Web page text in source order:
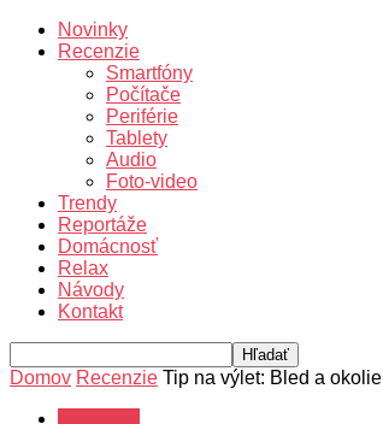
Novinky
Recenzie
Smartfóny
Počítače
Periférie
Tablety
Audio
Foto-video
Trendy
Reportáže
Domácnosť
Relax
Návody
Kontakt
Domov Recenzie Tip na výlet: Bled a okolie